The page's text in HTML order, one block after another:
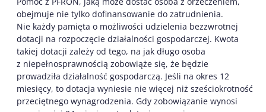
obejmuje nie tylko dofinansowanie do zatrudnienia.
Nie każdy pamięta o możliwości udzielenia bezzwrotnej
dotacji na rozpoczęcie działalności gospodarczej. Kwota
takiej dotacji zależy od tego, na jak długo osoba
z niepełnosprawnością zobowiąże się, że będzie
prowadziła działalność gospodarczą. Jeśli na okres 12
miesięcy, to dotacja wyniesie nie więcej niż sześciokrotność
przeciętnego wynagrodzenia. Gdy zobowiązanie wynosi